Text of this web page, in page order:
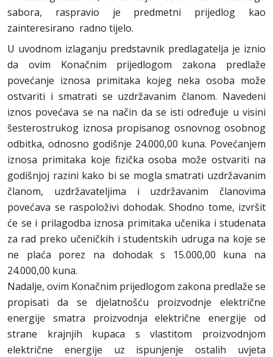
sabora, raspravio je predmetni prijedlog kao
zainteresirano radno tijelo.
U uvodnom izlaganju predstavnik predlagatelja je iznio
da ovim Konačnim prijedlogom zakona predlaže
povećanje iznosa primitaka kojeg neka osoba može
ostvariti i smatrati se uzdržavanim članom. Navedeni
iznos povećava se na način da se isti određuje u visini
šesterostrukog iznosa propisanog osnovnog osobnog
odbitka, odnosno godišnje 24.000,00 kuna. Povećanjem
iznosa primitaka koje fizička osoba može ostvariti na
godišnjoj razini kako bi se mogla smatrati uzdržavanim
članom, uzdržavateljima i uzdržavanim članovima
povećava se raspoloživi dohodak. Shodno tome, izvršit
će se i prilagodba iznosa primitaka učenika i studenata
za rad preko učeničkih i studentskih udruga na koje se
ne plaća porez na dohodak s 15.000,00 kuna na
24.000,00 kuna.
Nadalje, ovim Konačnim prijedlogom zakona predlaže se
propisati da se djelatnošću proizvodnje električne
energije smatra proizvodnja električne energije od
strane krajnjih kupaca s vlastitom proizvodnjom
električne energije uz ispunjenje ostalih uvjeta